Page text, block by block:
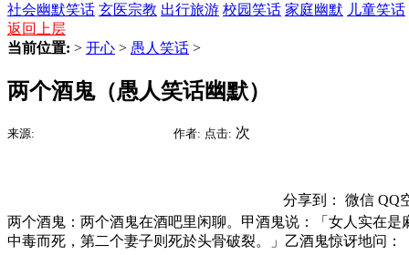
社会幽默笑话 玄医宗教 出行旅游 校园笑话 家庭幽默 儿童笑话
返回上层
当前位置: > 开心 > 愚人笑话 >
两个酒鬼（愚人笑话幽默）
来源: 作者: 点击: 次
分享到： 微信 QQ
两个酒鬼：两个酒鬼在酒吧里闲聊。甲酒鬼说：「女人实在
中毒而死，第二个妻子则死於头骨破裂。」乙酒鬼惊讶地问：